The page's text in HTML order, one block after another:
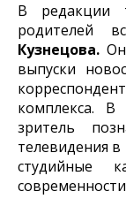
В редакции
родителей
Кузнецова.
выпуски
комплекса.
зритель
телевидения в
студийные